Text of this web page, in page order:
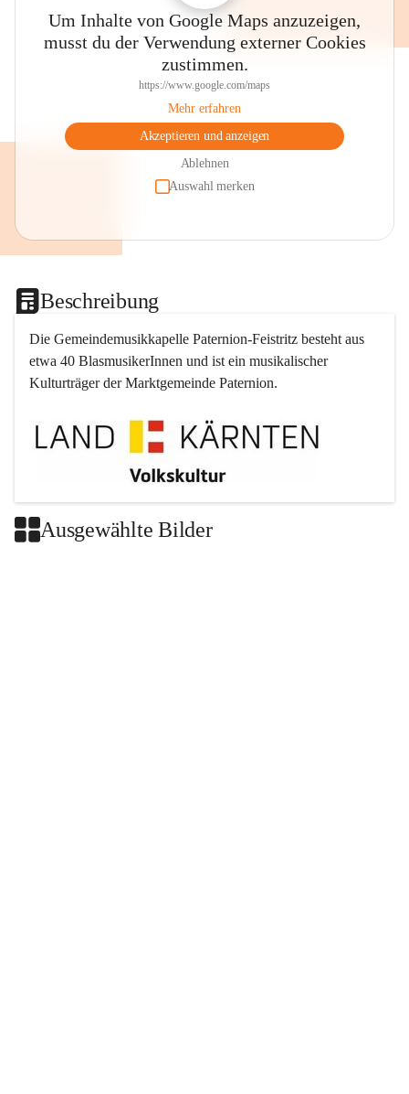
Um Inhalte von Google Maps anzuzeigen,
musst du der Verwendung externer Cookies
zustimmen.
https://www.google.com/maps
Mehr erfahren
Akzeptieren und anzeigen
Ablehnen
Auswahl merken
Beschreibung
Die Gemeindemusikkapelle Paternion-Feistritz besteht aus
etwa 40 BlasmusikerInnen und ist ein musikalischer
Kulturträger der Marktgemeinde Paternion.
Ausgewählte Bilder